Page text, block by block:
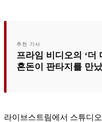
추천 기사
프라임 비디오의 ‘더
혼돈이 판타지를 만
라이브스트림에서 스튜디